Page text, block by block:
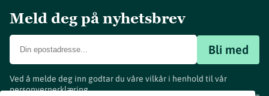
Meld deg på nyhetsbrev
Bli med
Ved å melde deg inn godtar du våre vilkår i henhold til vår
personvernerklæring.